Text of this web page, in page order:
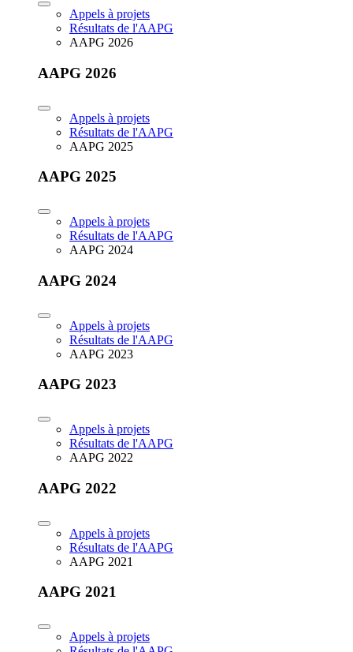
Appels à projets
Résultats de l'AAPG
AAPG 2026
AAPG 2026
Appels à projets
Résultats de l'AAPG
AAPG 2025
AAPG 2025
Appels à projets
Résultats de l'AAPG
AAPG 2024
AAPG 2024
Appels à projets
Résultats de l'AAPG
AAPG 2023
AAPG 2023
Appels à projets
Résultats de l'AAPG
AAPG 2022
AAPG 2022
Appels à projets
Résultats de l'AAPG
AAPG 2021
AAPG 2021
Appels à projets